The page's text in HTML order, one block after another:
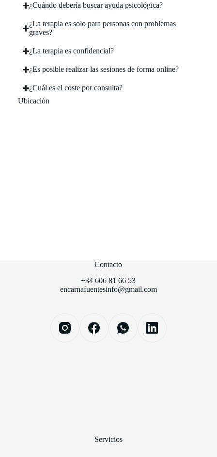
¿Cuándo debería buscar ayuda psicológica?
¿La terapia es solo para personas con problemas
graves?
¿La terapia es confidencial?
¿Es posible realizar las sesiones de forma online?
¿Cuál es el coste por consulta?
Ubicación
Contacto
+34 606 81 66 53
encarnafuentesinfo@gmail.com
Servicios